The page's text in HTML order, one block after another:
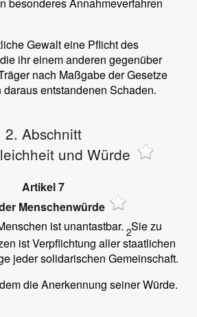
Gewalt eine Pflicht des
ihr einem anderen gegenüber
nach Maßgabe der Gesetze
entstandenen Schaden.
2. Abschnitt
und Würde
Artikel 7
Menschenwürde
ist unantastbar. 2Sie zu
ist Verpflichtung aller staatlichen
jeder solidarischen Gemeinschaft.
die Anerkennung seiner Würde.